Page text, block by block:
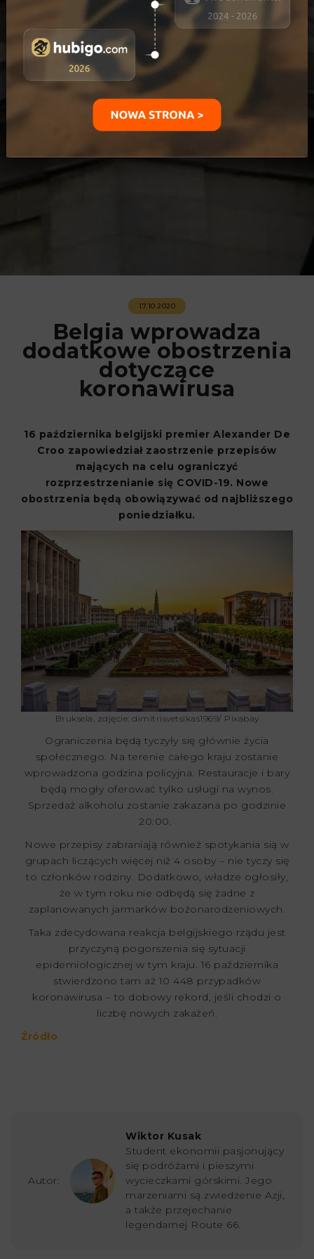
17.10.2020
Belgia wprowadza
dodatkowe obostrzenia
dotyczące
koronawirusa
16 października belgijski premier Alexander De
Croo zapowiedział zaostrzenie przepisów
mających na celu ograniczyć
rozprzestrzenianie się COVID-19. Nowe
obostrzenia będą obowiązywać od najbliższego
poniedziałku.
Bruksela, zdjęcie: dimitrisvetsikas1969/ Pixabay
Ograniczenia będą tyczyły się głównie życia
społecznego. Na terenie całego kraju zostanie
wprowadzona godzina policyjna. Restauracje i bary
będą mogły oferować tylko usługi na wynos.
Sprzedaż alkoholu zostanie zakazana po godzinie
20:00.
Nowe przepisy zabraniają również spotykania sią w
grupach liczących więcej niż 4 osoby – nie tyczy się
to członków rodziny. Dodatkowo, władze ogłosiły,
że w tym roku nie odbędą się żadne z
zaplanowanych jarmarków bożonarodzeniowych.
Taka zdecydowana reakcja belgijskiego rządu jest
przyczyną pogorszenia się sytuacji
epidemiologicznej w tym kraju. 16 października
stwierdzono tam aż 10 448 przypadków
koronawirusa – to dobowy rekord, jeśli chodzi o
liczbę nowych zakażeń.
Źródło
Autor:
Wiktor Kusak
Student ekonomii pasjonujący
się podróżami i pieszymi
wycieczkami górskimi. Jego
marzeniami są zwiedzenie Azji,
a także przejechanie
legendarnej Route 66.